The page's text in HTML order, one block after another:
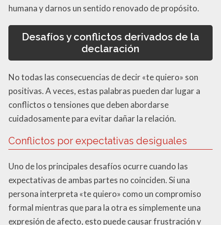
humana y darnos un sentido renovado de propósito.
Desafíos y conflictos derivados de la
declaración
No todas las consecuencias de decir «te quiero» son
positivas. A veces, estas palabras pueden dar lugar a
conflictos o tensiones que deben abordarse
cuidadosamente para evitar dañar la relación.
Conflictos por expectativas desiguales
Uno de los principales desafíos ocurre cuando las
expectativas de ambas partes no coinciden. Si una
persona interpreta «te quiero» como un compromiso
formal mientras que para la otra es simplemente una
expresión de afecto, esto puede causar frustración y